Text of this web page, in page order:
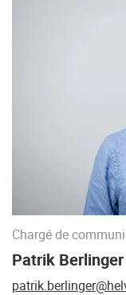
Chargé de
Patrik Berlinger